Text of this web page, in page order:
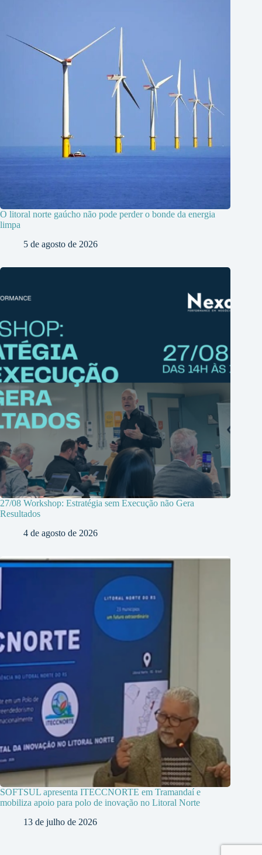
O litoral norte gaúcho não pode perder o bonde da energia
limpa
5 de agosto de 2026
27/08 Workshop: Estratégia sem Execução não Gera
Resultados
4 de agosto de 2026
SOFTSUL apresenta ITECCNORTE em Tramandaí e
mobiliza apoio para polo de inovação no Litoral Norte
13 de julho de 2026